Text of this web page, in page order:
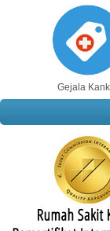
Gejala